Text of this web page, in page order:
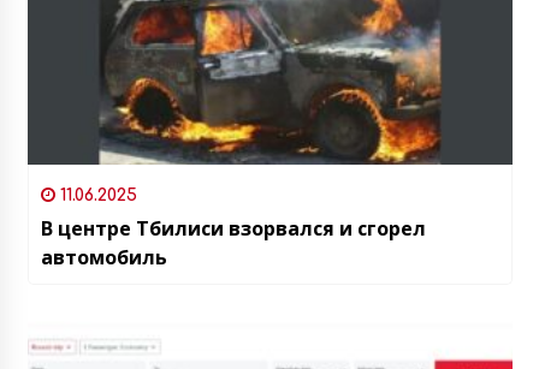
11.06.2025
В центре Тбилиси взорвался и сгорел
автомобиль